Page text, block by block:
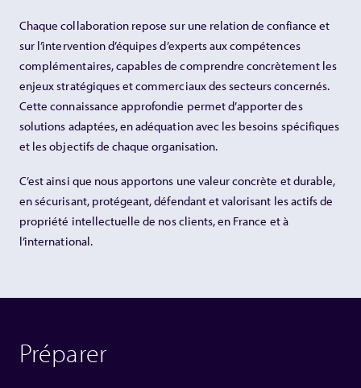
Chaque collaboration repose sur une relation de confiance et
sur l’intervention d’équipes d’experts aux compétences
complémentaires, capables de comprendre concrètement les
enjeux stratégiques et commerciaux des secteurs concernés.
Cette connaissance approfondie permet d’apporter des
solutions adaptées, en adéquation avec les besoins spécifiques
et les objectifs de chaque organisation.
C’est ainsi que nous apportons une valeur concrète et durable,
en sécurisant, protégeant, défendant et valorisant les actifs de
propriété intellectuelle de nos clients, en France et à
l’international.
Préparer